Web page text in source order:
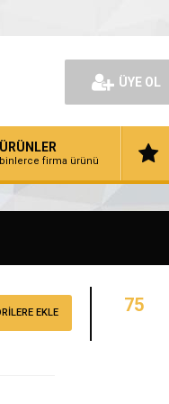
ÜYE OL
ÜRÜNLER
binlerce firma ürünü
EKLE 75